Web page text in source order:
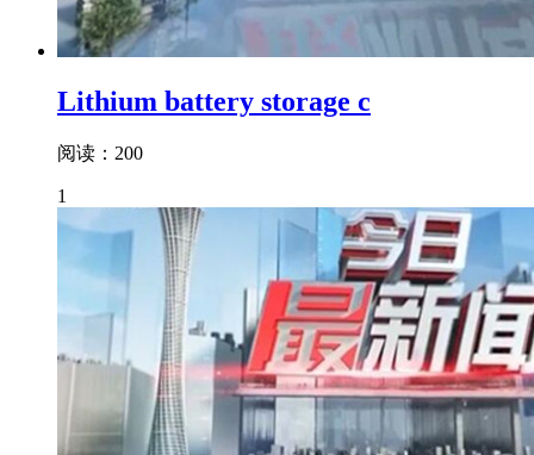
Lithium battery storage c
阅读：200
1